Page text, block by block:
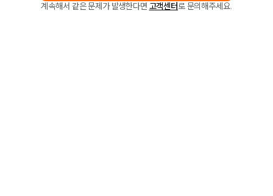
계속해서 같은 문제가 발생한다면 고객센터로 문의해주세요.